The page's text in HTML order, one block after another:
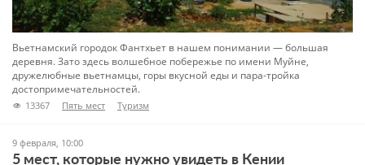
Вьетнамский городок Фантхьет в нашем понимании — большая
деревня. Зато здесь волшебное побережье по имени Муйне,
дружелюбные вьетнамцы, горы вкусной еды и пара-тройка
достопримечательностей.
13367 Пять мест Туризм
9 февраля, 10:00
5 мест, которые нужно увидеть в Кении